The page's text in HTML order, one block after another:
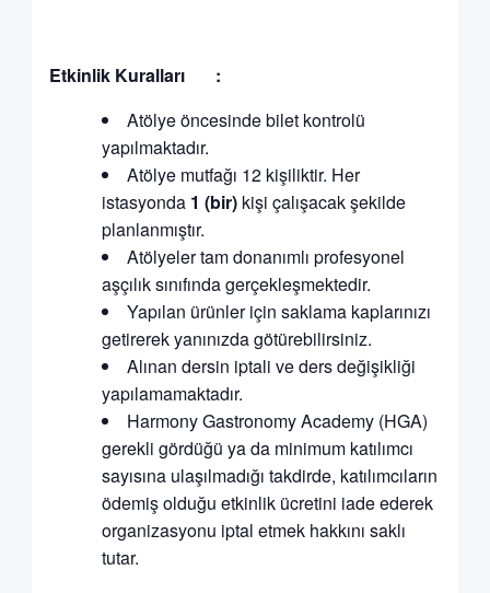
Etkinlik Kuralları :
Atölye öncesinde bilet kontrolü
yapılmaktadır.
Atölye mutfağı 12 kişiliktir. Her
istasyonda 1 (bir)kişi çalışacak şekilde
planlanmıştır.
Atölyeler tam donanımlı profesyonel
aşçılık sınıfında gerçekleşmektedir.
Yapılan ürünler için saklama kaplarınızı
getirerek yanınızda götürebilirsiniz.
Alınan dersin iptali ve ders değişikliği
yapılamamaktadır.
Harmony Gastronomy Academy (HGA)
gerekli gördüğü ya da minimum katılımcı
sayısına ulaşılmadığı takdirde, katılımcıların
ödemiş olduğu etkinlik ücretini iade ederek
organizasyonu iptal etmek hakkını saklı
tutar.